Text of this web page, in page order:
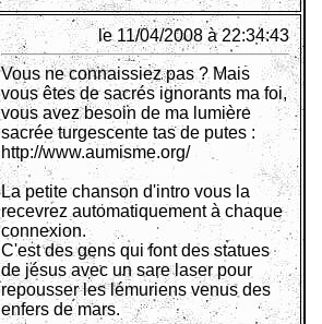
le 11/04/2008 à 22:34:43
Vous ne connaissiez pas ? Mais
vous êtes de sacrés ignorants ma foi,
vous avez besoin de ma lumière
sacrée turgescente tas de putes :
http://www.aumisme.org/
La petite chanson d'intro vous la
recevrez automatiquement à chaque
connexion.
C'est des gens qui font des statues
de jésus avec un sare laser pour
repousser les lémuriens venus des
enfers de mars.